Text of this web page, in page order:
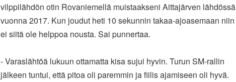
vilppilähdön otin Rovaniemellä muistaakseni Aittajärven lähdössä
vuonna 2017. Kun joudut heti 10 sekunnin takaa-ajoasemaan niin
ei siitä ole helppoa nousta. Sai punnertaa.
- Varaslähtöä lukuun ottamatta kisa sujui hyvin. Turun SM-rallin
jälkeen tuntui, että pitoa oli paremmin ja fiilis ajamiseen oli hyvä.